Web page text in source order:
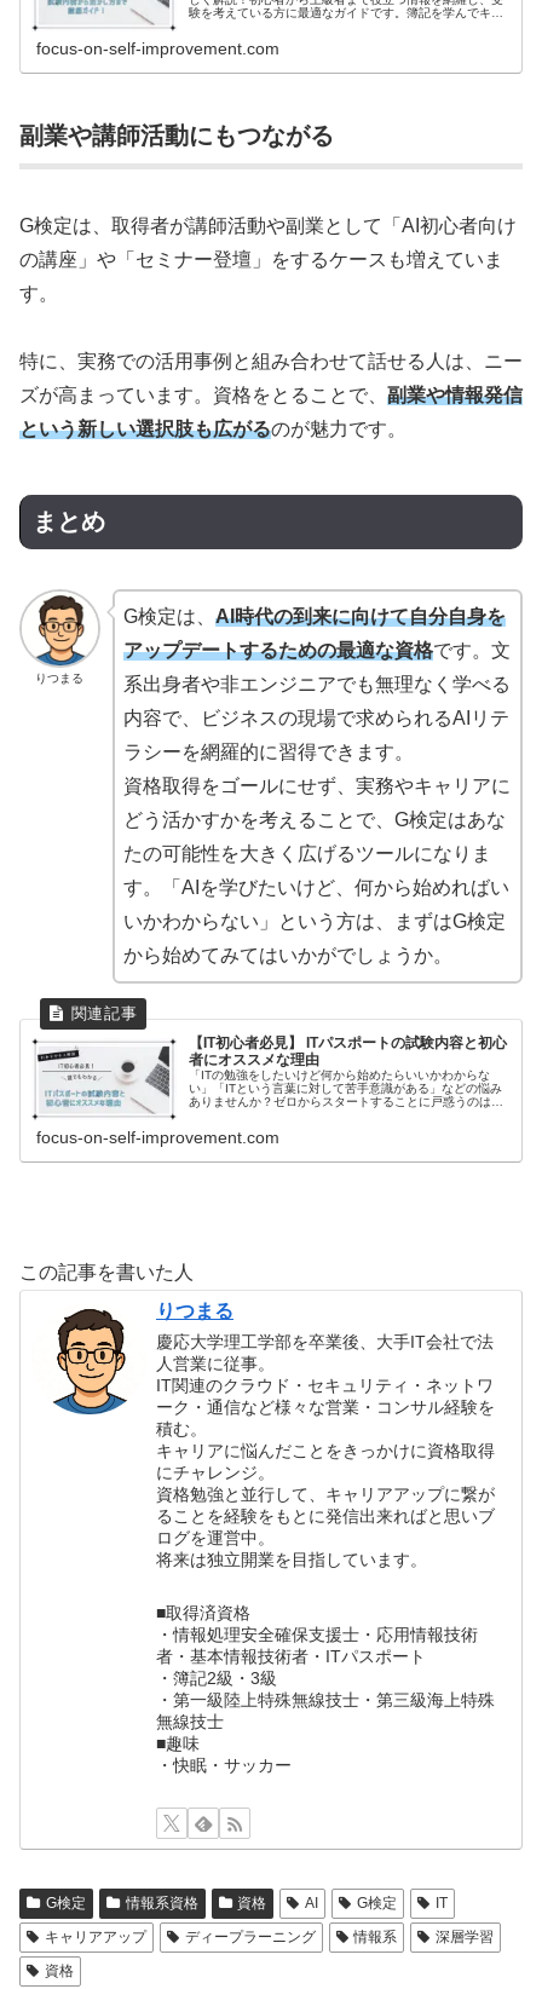
験を考えている方に最適なガイドです。簿記を学んでキャ
focus-on-self-improvement.com
副業や講師活動にもつながる
G検定は、取得者が講師活動や副業として「AI初心者向け
の講座」や「セミナー登壇」をするケースも増えていま
す。
特に、実務での活用事例と組み合わせて話せる人は、ニー
ズが高まっています。資格をとることで、 副業や情報発信
という新しい選択肢も広がるのが魅力です。
まとめ
りつまる
G検定は、 AI時代の到来に向けて自分自身を
アップデートするための最適な資格です。文
系出身者や非エンジニアでも無理なく学べる
内容で、ビジネスの現場で求められるAIリテ
ラシーを網羅的に習得できます。
資格取得をゴールにせず、実務やキャリアに
どう活かすかを考えることで、G検定はあな
たの可能性を大きく広げるツールになりま
す。「AIを学びたいけど、何から始めればい
いかわからない」という方は、まずはG検定
から始めてみてはいかがでしょうか。
【IT初心者必見】 ITパスポートの試験内容と初心
者にオススメな理由
「ITの勉強をしたいけど何から始めたらいいかわからな
い」「ITという言葉に対して苦手意識がある」などの悩み
ありませんか？ゼロからスタートすることに戸惑うのは当
た。
focus-on-self-improvement.com
この記事を書いた人
りつまる
慶応大学理工学部を卒業後、大手IT会社で法
人営業に従事。
IT関連のクラウド・セキュリティ・ネットワ
ーク・通信など様々な営業・コンサル経験を
積む。
キャリアに悩んだことをきっかけに資格取得
にチャレンジ。
資格勉強と並行して、キャリアアップに繋が
ることを経験をもとに発信出来ればと思いブ
ログを運営中。
将来は独立開業を目指しています。
■取得済資格
・情報処理安全確保支援士・応用情報技術
者・基本情報技術者・ITパスポート
・簿記2級・3級
・第一級陸上特殊無線技士・第三級海上特殊
無線技士
■趣味
・快眠・サッカー
G検定 情報系資格 資格 AI G検定
IT
キャリアアップ
ディープラーニング 情報系
深層学習
資格